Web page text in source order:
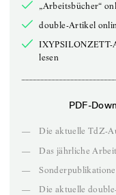
„Arbeitsbücher“
double-Artikel
lesen
PDF-
—
Die aktuelle TdZ-
—
Das jährliche
—
—
Die aktuelle